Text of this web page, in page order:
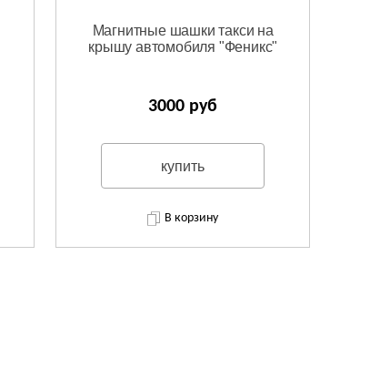
Магнитные шашки такси на
крышу автомобиля "Феникс"
3000 руб
купить
В корзину